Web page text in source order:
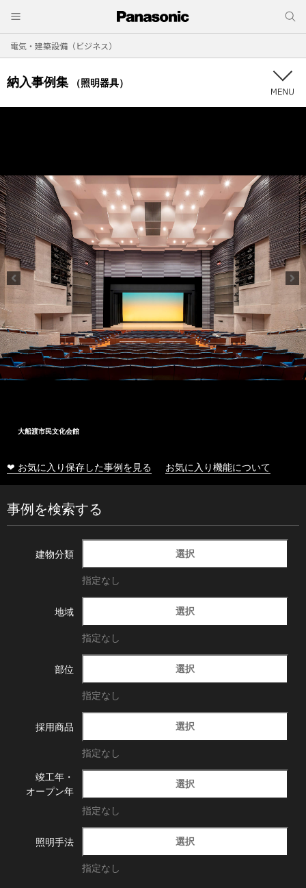
電気・建築設備（ビジネス）
納入事例集 （照明器具）
大船渡市民文化会館
❤ お気に入り保存した事例を見る お気に入り機能について
事例を検索する
建物分類 選択
指定なし
地域 選択
指定なし
部位 選択
指定なし
採用商品 選択
指定なし
竣工年・
オープン年
選択
指定なし
照明手法 選択
指定なし